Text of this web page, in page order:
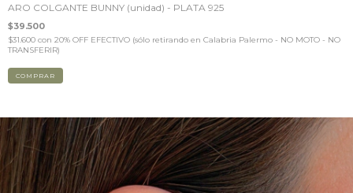
ARO COLGANTE BUNNY (unidad) - PLATA 925
$39.500
$31.600 con 20% OFF EFECTIVO (sólo retirando en Calabria Palermo - NO MOTO - NO
TRANSFERIR)